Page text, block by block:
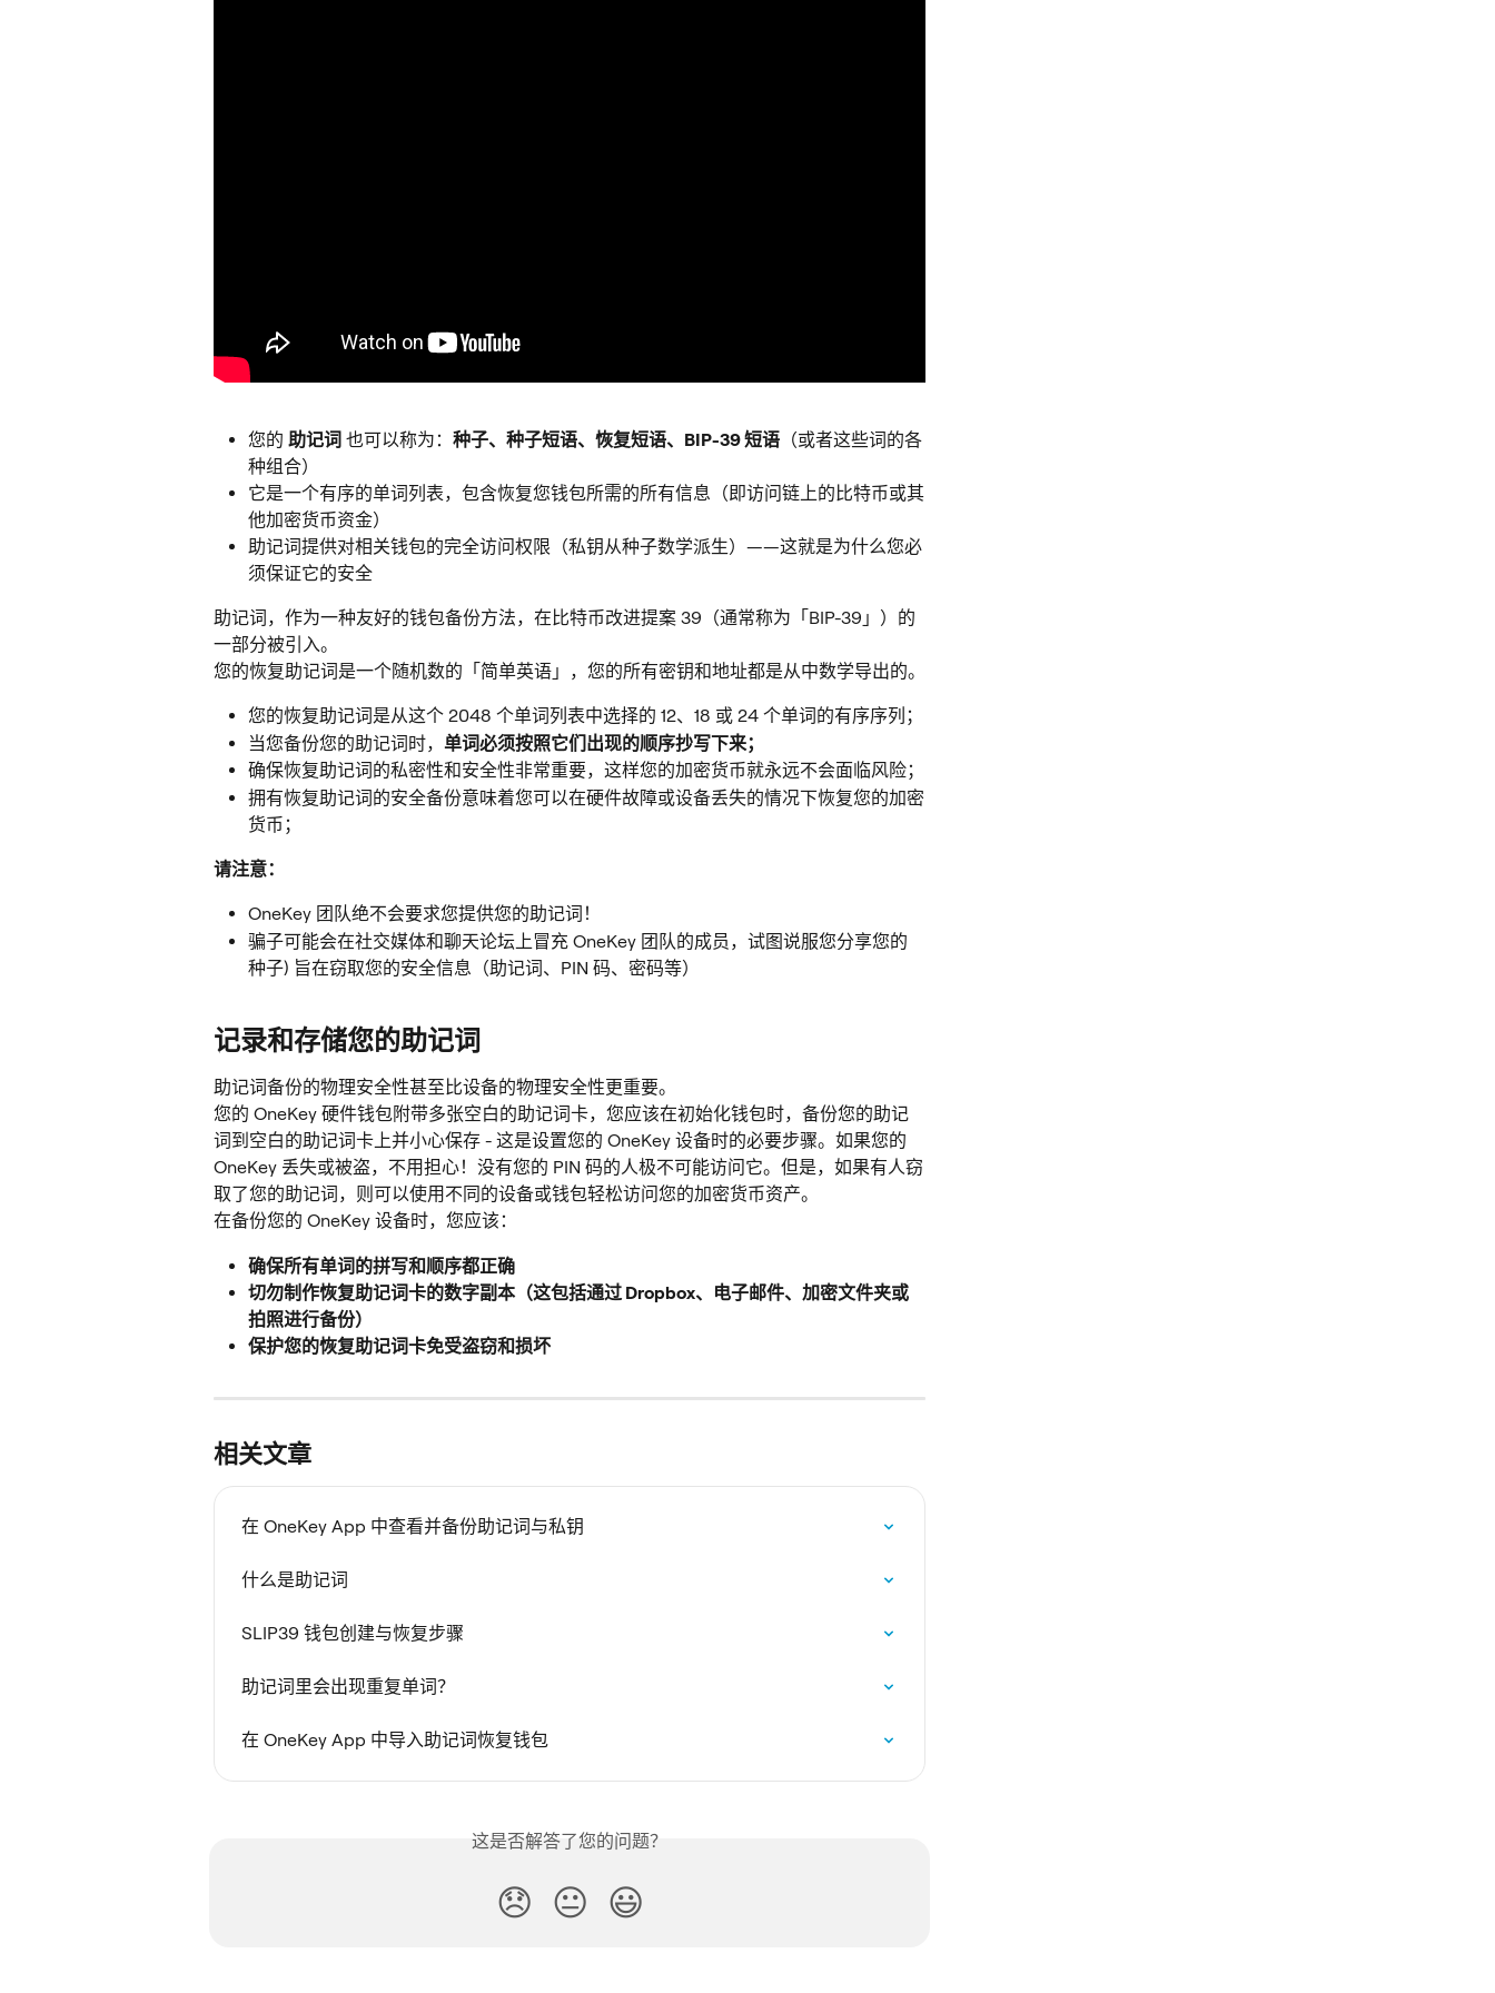
您的 助记词 也可以称为： 种子、种子短语、恢复短语、BIP-39 短语 （或者这些词的各
种组合）
它是一个有序的单词列表，包含恢复您钱包所需的所有信息（即访问链上的比特币或其
他加密货币资金）
助记词提供对相关钱包的完全访问权限（私钥从种子数学派生）——这就是为什么您必
须保证它的安全
助记词，作为一种友好的钱包备份方法，在比特币改进提案 39（通常称为「BIP-39」）的
一部分被引入。
您的恢复助记词是一个随机数的「简单英语」，您的所有密钥和地址都是从中数学导出的。
您的恢复助记词是从这个 2048 个单词列表中选择的 12、18 或 24 个单词的有序序列；
当您备份您的助记词时， 单词必须按照它们出现的顺序抄写下来；
确保恢复助记词的私密性和安全性非常重要，这样您的加密货币就永远不会面临风险；
拥有恢复助记词的安全备份意味着您可以在硬件故障或设备丢失的情况下恢复您的加密
货币；
请注意：
OneKey 团队绝不会要求您提供您的助记词！
骗子可能会在社交媒体和聊天论坛上冒充 OneKey 团队的成员，试图说服您分享您的
种子) 旨在窃取您的安全信息（助记词、PIN 码、密码等）
记录和存储您的助记词
助记词备份的物理安全性甚至比设备的物理安全性更重要。
您的 OneKey 硬件钱包附带多张空白的助记词卡，您应该在初始化钱包时，备份您的助记
词到空白的助记词卡上并小心保存 - 这是设置您的 OneKey 设备时的必要步骤。如果您的
OneKey 丢失或被盗，不用担心！没有您的 PIN 码的人极不可能访问它。但是，如果有人窃
取了您的助记词，则可以使用不同的设备或钱包轻松访问您的加密货币资产。
在备份您的 OneKey 设备时，您应该：
确保所有单词的拼写和顺序都正确
切勿制作恢复助记词卡的数字副本（这包括通过 Dropbox、电子邮件、加密文件夹或
拍照进行备份）
保护您的恢复助记词卡免受盗窃和损坏
相关文章
在 OneKey App 中查看并备份助记词与私钥
什么是助记词
SLIP39 钱包创建与恢复步骤
助记词里会出现重复单词？
在 OneKey App 中导入助记词恢复钱包
这是否解答了您的问题？
😞 😐 😃